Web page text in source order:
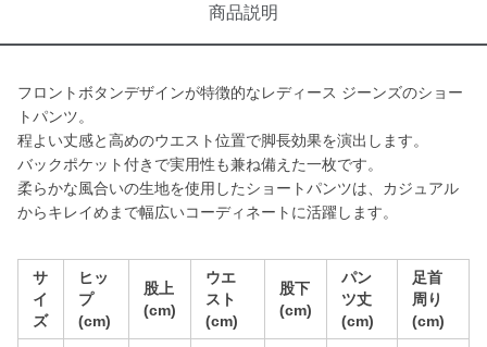
商品説明
フロントボタンデザインが特徴的なレディース ジーンズのショー
トパンツ。
程よい丈感と高めのウエスト位置で脚長効果を演出します。
バックポケット付きで実用性も兼ね備えた一枚です。
柔らかな風合いの生地を使用したショートパンツは、カジュアル
からキレイめまで幅広いコーディネートに活躍します。
サ
イ
ズ
ヒッ
プ
(cm)
股上
(cm)
ウエ
スト
(cm)
股下
(cm)
パン
ツ丈
(cm)
足首
周り
(cm)